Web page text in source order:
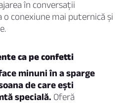
în conversații
o conexiune mai puternică și
ca pe confetti
minuni în a sparge
de care ești
specială. Oferă